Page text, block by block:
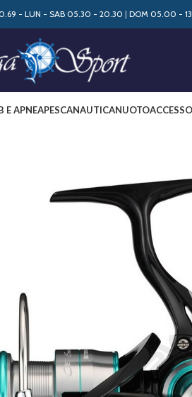
- LUN - SAB 05.30 - 20.30 | DOM 05.00 -
E APNEAPESCANAUTICANUOTO